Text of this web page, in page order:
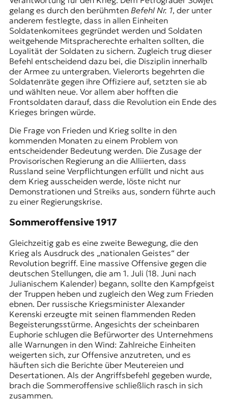
gelang es durch den berühmten Befehl Nr. 1, der unter
anderem festlegte, dass in allen Einheiten
Soldatenkomitees gegründet werden und Soldaten
weitgehende Mitspracherechte erhalten sollten, die
Loyalität der Soldaten zu sichern. Zugleich trug dieser
Befehl entscheidend dazu bei, die Disziplin innerhalb
der Armee zu untergraben. Vielerorts begehrten die
Soldatenräte gegen ihre Offiziere auf, setzten sie ab
und wählten neue. Vor allem aber hofften die
Frontsoldaten darauf, dass die Revolution ein Ende des
Krieges bringen würde.
Die Frage von Frieden und Krieg sollte in den
kommenden Monaten zu einem Problem von
entscheidender Bedeutung werden. Die Zusage der
Provisorischen Regierung an die Alliierten, dass
Russland seine Verpflichtungen erfüllt und nicht aus
dem Krieg ausscheiden werde, löste nicht nur
Demonstrationen und Streiks aus, sondern führte auch
zu einer Regierungskrise.
Sommeroffensive 1917
Gleichzeitig gab es eine zweite Bewegung, die den
Krieg als Ausdruck des „nationalen Geistes“ der
Revolution begriff. Eine massive Offensive gegen die
deutschen Stellungen, die am 1. Juli (18. Juni nach
Julianischem Kalender) begann, sollte den Kampfgeist
der Truppen heben und zugleich den Weg zum Frieden
ebnen. Der russische Kriegsminister Alexander
Kerenski erzeugte mit seinen flammenden Reden
Begeisterungsstürme. Angesichts der scheinbaren
Euphorie schlugen die Befürworter des Unternehmens
alle Warnungen in den Wind: Zahlreiche Einheiten
weigerten sich, zur Offensive anzutreten, und es
häuften sich die Berichte über Meutereien und
Desertationen. Als der Angriffsbefehl gegeben wurde,
brach die Sommeroffensive schließlich rasch in sich
zusammen.